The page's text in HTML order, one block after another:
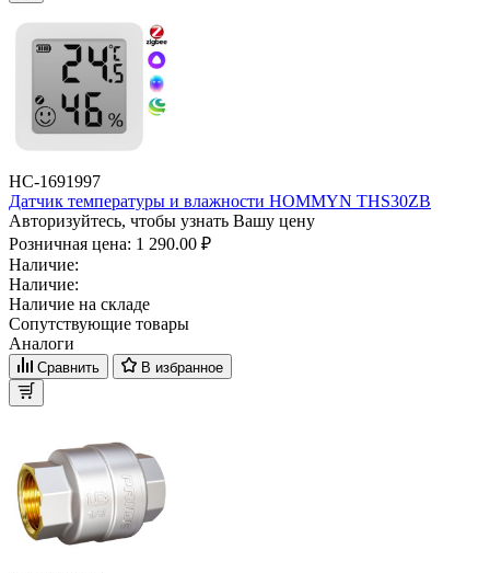
НС-1691997
Датчик температуры и влажности HOMMYN THS30ZB
Авторизуйтесь, чтобы узнать Вашу цену
Розничная цена: 1 290.00 ₽
Наличие:
Наличие:
Наличие на складе
Сопутствующие товары
Аналоги
Сравнить В избранное